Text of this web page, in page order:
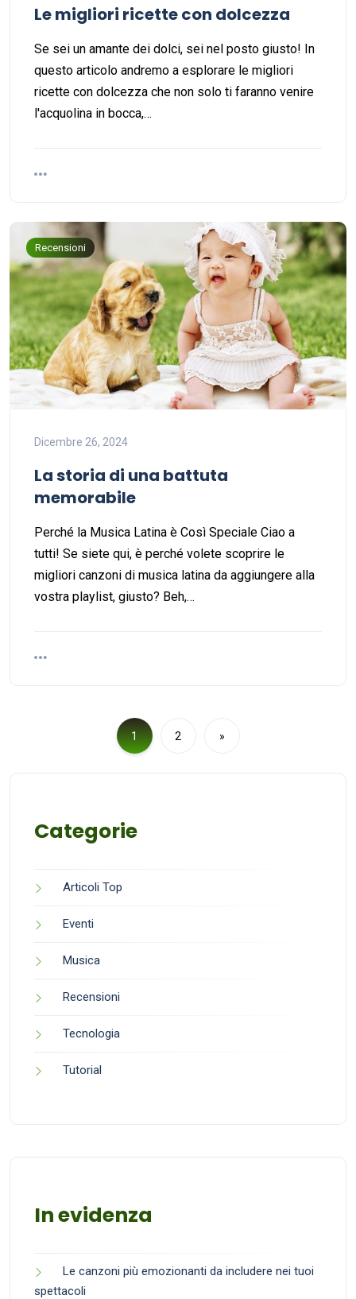
Le migliori ricette con dolcezza
Se sei un amante dei dolci, sei nel posto giusto! In
questo articolo andremo a esplorare le migliori
ricette con dolcezza che non solo ti faranno venire
l'acquolina in bocca,…
Recensioni
Dicembre 26, 2024
La storia di una battuta
memorabile
Perché la Musica Latina è Così Speciale Ciao a
tutti! Se siete qui, è perché volete scoprire le
migliori canzoni di musica latina da aggiungere alla
vostra playlist, giusto? Beh,…
1 2 »
Categorie
Articoli Top
Eventi
Musica
Recensioni
Tecnologia
Tutorial
In evidenza
Le canzoni più emozionanti da includere nei tuoi
spettacoli